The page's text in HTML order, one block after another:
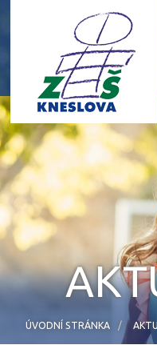
ÚVODNÍ STRÁNKA